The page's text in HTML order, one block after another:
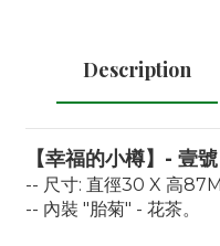
Description
【幸福的小樽】- 壹號
-- 尺寸: 直徑30 X 高
-- 內裝 "胎菊" - 花茶。